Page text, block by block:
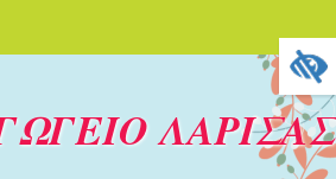
ΛΑΡΙΣΑΣ